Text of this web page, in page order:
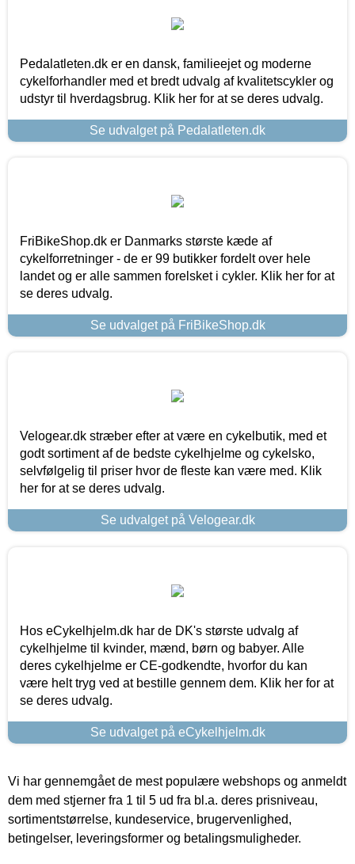
Pedalatleten.dk er en dansk, familieejet og moderne
cykelforhandler med et bredt udvalg af kvalitetscykler og
udstyr til hverdagsbrug. Klik her for at se deres udvalg.
Se udvalget på Pedalatleten.dk
FriBikeShop.dk er Danmarks største kæde af
cykelforretninger - de er 99 butikker fordelt over hele
landet og er alle sammen forelsket i cykler. Klik her for at
se deres udvalg.
Se udvalget på FriBikeShop.dk
Velogear.dk stræber efter at være en cykelbutik, med et
godt sortiment af de bedste cykelhjelme og cykelsko,
selvfølgelig til priser hvor de fleste kan være med. Klik
her for at se deres udvalg.
Se udvalget på Velogear.dk
Hos eCykelhjelm.dk har de DK's største udvalg af
cykelhjelme til kvinder, mænd, børn og babyer. Alle
deres cykelhjelme er CE-godkendte, hvorfor du kan
være helt tryg ved at bestille gennem dem. Klik her for at
se deres udvalg.
Se udvalget på eCykelhjelm.dk
Vi har gennemgået de mest populære webshops og anmeldt
dem med stjerner fra 1 til 5 ud fra bl.a. deres prisniveau,
sortimentstørrelse, kundeservice, brugervenlighed,
betingelser, leveringsformer og betalingsmuligheder.